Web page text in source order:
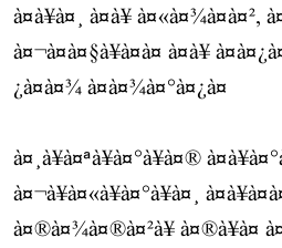
à¤à¥à¤¸ à¤à¥ à¤«à¤¾à¤à¤²,
à¤¬à¤à¤§à¥à¤à¤ à¤à¥
¿à¤à¤¾ à¤à¤¾à¤°à¤¿à¤
à¤¸à¥à¤ªà¥à¤°à¥à¤®
à¤¬à¥à¤«à¥à¤°à¥à¤¸
à¤®à¤¾à¤®à¤²à¥ à¤®à¥à¤